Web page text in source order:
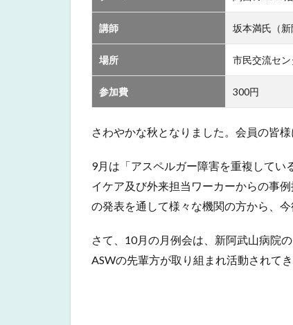
講師 坂本満氏（新
場所 市民交流セ
参加費 300円
さわやかな秋となりました。会員の皆
9月は「アスペルガー障害を重複して
イケア及び外来担当ワーカーからの事
の発表を通して様々な機関の方から、
さて、10月の月例会は、新阿武山病院
ASWの先輩方が取り組まれ活動されて